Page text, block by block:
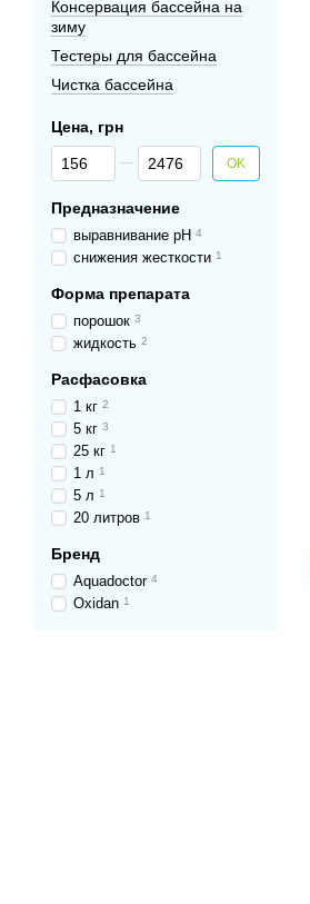
Консервация бассейна на
зиму
Тестеры для бассейна
Чистка бассейна
Цена, грн
От Цена, грн
До Цена, грн OK
Предназначение
выравнивание рН 4
снижения жесткости 1
Форма препарата
порошок 3
жидкость 2
Расфасовка
1 кг 2
5 кг 3
25 кг 1
1 л 1
5 л 1
20 литров 1
Бренд
Aquadoctor 4
Oxidan 1